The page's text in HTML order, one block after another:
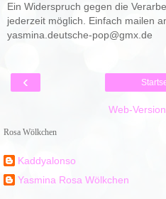
Ein Widerspruch gegen die
jederzeit möglich. Einfach mailen
yasmina.deutsche-pop@gmx.de
‹
Web-
Rosa Wölkchen
Kaddyalonso
Yasmina Rosa Wölkchen